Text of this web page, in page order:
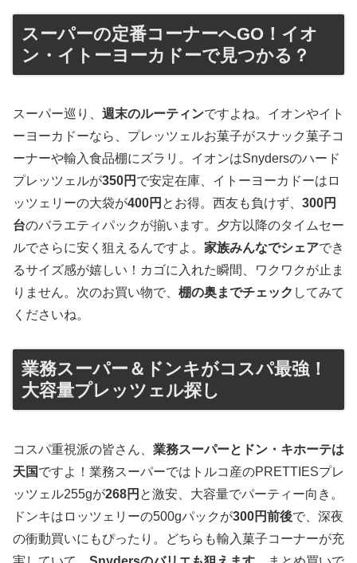
スーパーの定番コーナーへGO！イオ
ン・イトーヨーカドーで見つかる？
スーパー巡り、 週末のルーティンですよね。イオンやイト
ーヨーカドーなら、プレッツェルお菓子がスナック菓子コ
ーナーや輸入食品棚にズラリ。イオンはSnydersのハード
プレッツェルが350円 で安定在庫、イトーヨーカドーはロ
ッツェリーの大袋が400円 とお得。西友も負けず、 300円
台のバラエティパックが揃います。夕方以降のタイムセー
ルでさらに安く狙えるんですよ。 家族みんなでシェアでき
るサイズ感が嬉しい！カゴに入れた瞬間、ワクワクが止ま
りません。次のお買い物で、 棚の奥までチェック してみて
くださいね。
業務スーパー＆ドンキがコスパ最強！
大容量プレッツェル探し
コスパ重視派の皆さん、 業務スーパーとドン・キホーテは
天国ですよ！業務スーパーではトルコ産のPRETTIESプレ
ッツェル255gが268円 と激安、大容量でパーティー向き。
ドンキはロッツェリーの500gパックが300円前後で、深夜
の衝動買いにもぴったり。どちらも輸入菓子コーナーが充